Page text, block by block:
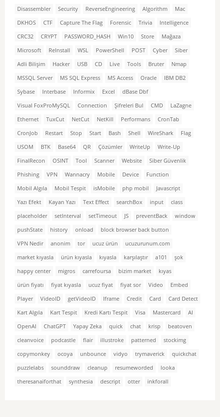
Disassembler
Security ReverseEngineering Algorithm
Mac
DKHOS
CTF Capture The Flag Forensic Trivia
Intelligence
CRC32
CRYPT PASSWORD_HASH Win10 Store
Mağaza
Microsoft
ReInstall WSL PowerShell POST Cyber
Siber
Adli Bilişim
Hacker USB CD Live Tools Bruter
Nmap
MSSQL Server
MS SQL Express MS Access Oracle
IBM DB2
Sybase
Interbase Informix Excel
dBase Dbf
Visual FoxProMySQL
Connection Şifreleri Bul CMD
LaZagne
Ethernet
TuxCut NetCut NetKill Performans
CronTab
CronJob
Restart Stop Start Bash Shell WireShark
Flag
USOM
BTK Base64 QR Çözümler WriteUp
Write-Up
FinalRecon
OSINT Tool Scanner Website
Siber Güvenlik
Phishing
VPN Wannacry Mobile Device
Function
Mobil Algıla
Mobil Tespit isMobile php mobil
Javascript
Yazı Efekt
Kayan Yazı Text Effect searchBox input
class
placeholder
setInterval setTimeout JS preventBack
window
pushState
history onload
block browser back button
VPN Nedir
anonim tor ucuz ürün
ucuzurunum.com
market kıyasla
ürün kıyasla kıyasla karşılaştır a101
şok
happy center
migros carrefoursa bizim market
kıyas
ürün fiyatı
fiyat kıyasla ucuz fiyat fiyat sor Video
Embed
Player
VideoID getVideoID Iframe Credit Card
Card Detect
Kart Algıla
Kart Tespit Kredi Kartı Tespit Visa Mastercard
AI
OpenAI
ChatGPT Yapay Zeka quick chat krisp
beatoven
cleanvoice
podcastle flair illustroke patterned
stockimg
copymonkey
ocoya unbounce vidyo trymaverick
quickchat
puzzlelabs
sounddraw cleanup resumeworded
looka
theresanaiforthat
synthesia descript otter inkforall